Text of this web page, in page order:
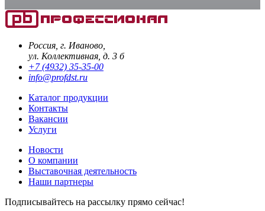
Россия, г. Иваново,
ул. Коллективная, д. 3 б
+7 (4932) 35-35-00
info@profdst.ru
Каталог продукции
Контакты
Вакансии
Услуги
Новости
О компании
Выставочная деятельность
Наши партнеры
Подписывайтесь на рассылку прямо сейчас!